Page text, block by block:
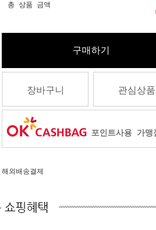
총 상품 금액
구매하기
장바구니 관심상품
포인트사용 가맹
해외배송결제